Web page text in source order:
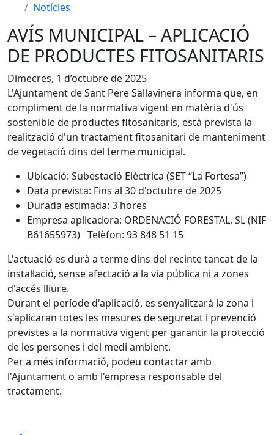
Notícies
AVÍS MUNICIPAL – APLICACIÓ
DE PRODUCTES FITOSANITARIS
Dimecres, 1 d’octubre de 2025
L'Ajuntament de Sant Pere Sallavinera informa que, en
compliment de la normativa vigent en matèria d'ús
sostenible de productes fitosanitaris, està prevista la
realització d'un tractament fitosanitari de manteniment
de vegetació dins del terme municipal.
Ubicació: Subestació Elèctrica (SET “La Fortesa”)
Data prevista: Fins al 30 d'octubre de 2025
Durada estimada: 3 hores
Empresa aplicadora: ORDENACIÓ FORESTAL, SL (NIF
B61655973) Telèfon: 93 848 51 15
L'actuació es durà a terme dins del recinte tancat de la
instal·lació, sense afectació a la via pública ni a zones
d'accés lliure.
Durant el període d'aplicació, es senyalitzarà la zona i
s'aplicaran totes les mesures de seguretat i prevenció
previstes a la normativa vigent per garantir la protecció
de les persones i del medi ambient.
Per a més informació, podeu contactar amb
l'Ajuntament o amb l'empresa responsable del
tractament.